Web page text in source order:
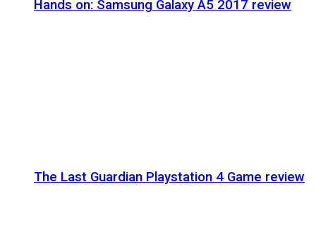
Hands on: Samsung Galaxy A5 2017 review
The Last Guardian Playstation 4 Game review